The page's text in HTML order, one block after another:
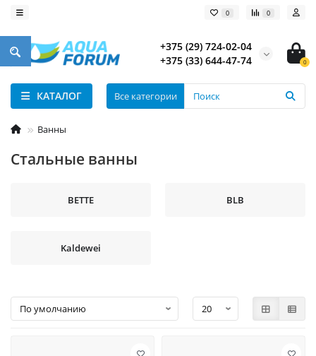
0 0
+375 (29) 724-02-04
+375 (33) 644-47-74
0
КАТАЛОГ Все категории
Ванны
Стальные ванны
BETTE BLB
Kaldewei